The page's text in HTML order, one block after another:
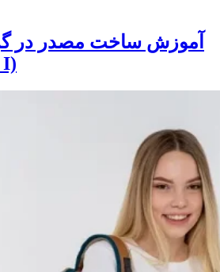
آموزش ساخت مصدر در
I)